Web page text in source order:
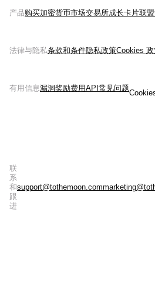
产品购买加密货币市场交易所成长卡片联
法律与隐私条款和条件隐私政策Cookies
有用信息漏洞奖励费用API 常见问题
联
系
和
跟
进
support@tothemoon.com